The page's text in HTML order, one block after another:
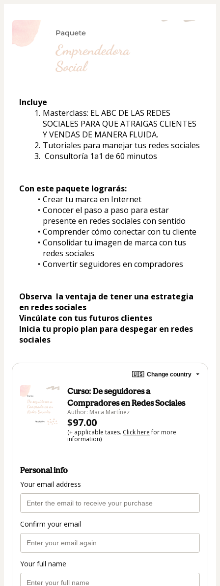
Incluye
Masterclass: EL ABC DE LAS REDES
SOCIALES PARA QUE ATRAIGAS CLIENTES
Y VENDAS DE MANERA FLUIDA.
Tutoriales para manejar tus redes sociales
Consultoría 1a1 de 60 minutos
Con este paquete lograrás:
Crear tu marca en Internet
Conocer el paso a paso para estar
presente en redes sociales con sentido
Comprender cómo conectar con tu cliente
Consolidar tu imagen de marca con tus
redes sociales
Convertir seguidores en compradores
Observa  la ventaja de tener una estrategia
en redes sociales
Vincúlate con tus futuros clientes
Inicia tu propio plan para despegar en redes
sociales
🇺🇸 Change country
Curso: De seguidores a
Compradores en Redes Sociales
Author: Maca Martínez
$97.00
(+ applicable taxes. Click herefor more
information)
Personal info
Your email address
Confirm your email
Your full name